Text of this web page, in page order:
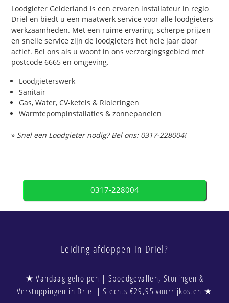
Loodgieter Gelderland is een ervaren installateur in regio
Driel en biedt u een maatwerk service voor alle loodgieters
werkzaamheden. Met een ruime ervaring, scherpe prijzen
en snelle service zijn de loodgieters het hele jaar door
actief. Bel ons als u woont in ons verzorgingsgebied met
postcode 6665 en omgeving.
Loodgieterswerk
Sanitair
Gas, Water, CV-ketels & Rioleringen
Warmtepompinstallaties & zonnepanelen
» Snel een Loodgieter nodig? Bel ons: 0317-228004!
0317-228004
Leiding afdoppen in Driel?
★ Vandaag geholpen | Spoedgevallen, Storingen &
Verstoppingen in Driel | Slechts €29,95 voorrijkosten ★